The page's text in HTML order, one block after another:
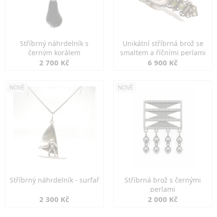
Stříbrný náhrdelník s
černým korálem
2 700 Kč
Unikátní stříbrná brož se
smaltem a říčními perlami
6 900 Kč
NOVÉ
Stříbrný náhrdelník - surfař
2 300 Kč
NOVÉ
Stříbrná brož s černými
perlami
2 000 Kč